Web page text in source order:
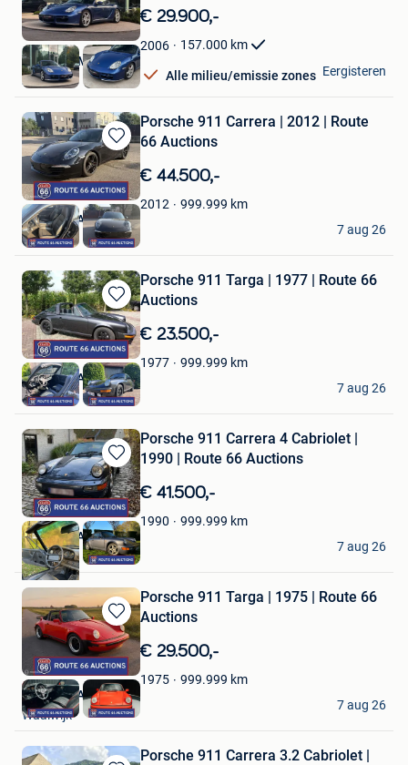
in
Mijn
Favorieten
€ 29.900,-
2006 157.000 km
Alle milieu/emissie zones
Van Oost Motors
Jabbeke
Eergisteren
Bewaren
in
Mijn
Favorieten
Porsche 911 Carrera | 2012 | Route
66 Auctions
€ 44.500,-
2012 999.999 km
Route 66 Auctions
Waalwijk
7 aug 26
Bewaren
in
Mijn
Favorieten
Porsche 911 Targa | 1977 | Route 66
Auctions
€ 23.500,-
1977 999.999 km
Route 66 Auctions
Waalwijk
7 aug 26
Bewaren
in
Mijn
Favorieten
Porsche 911 Carrera 4 Cabriolet |
1990 | Route 66 Auctions
€ 41.500,-
1990 999.999 km
Route 66 Auctions
Waalwijk
7 aug 26
Bewaren
in
Mijn
Favorieten
Porsche 911 Targa | 1975 | Route 66
Auctions
€ 29.500,-
1975 999.999 km
Route 66 Auctions
Waalwijk
7 aug 26
Porsche 911 Carrera 3.2 Cabriolet |